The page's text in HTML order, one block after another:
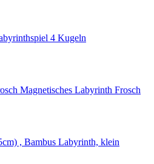
4 Kugeln
Magnetisches Labyrinth Frosch
Labyrinth, klein